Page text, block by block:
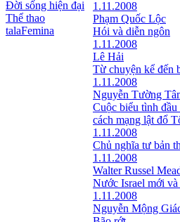
Đời sống hiện đại
Thể thao
talaFemina
1.11.2008
Phạm Quốc Lộc
Hói và diễn ngôn
1.11.2008
Lê Hải
Từ chuyện kể đến
1.11.2008
Nguyễn Tường
Cuộc biểu tình đầu
cách mạng lật đổ
1.11.2008
Chủ nghĩa tư bản
1.11.2008
Walter Russel
Nước Israel mới
1.11.2008
Nguyễn Mộng